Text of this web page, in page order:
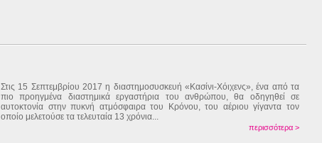
Στις 15 Σεπτεμβρίου 2017 η διαστημοσυσκευή «Κασίνι-Χόιχενς», ένα από τα
πιο προηγμένα διαστημικά εργαστήρια του ανθρώπου, θα οδηγηθεί σε
αυτοκτονία στην πυκνή ατμόσφαιρα του Κρόνου, του αέριου γίγαντα τον
οποίο μελετούσε τα τελευταία 13 χρόνια...
περισσότερα >